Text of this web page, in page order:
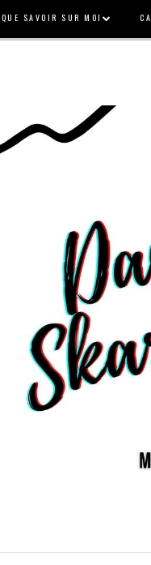
QUE SAVOIR SUR MOI